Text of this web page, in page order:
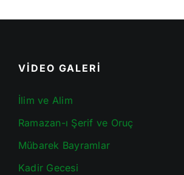
VİDEO GALERİ
İlim ve Alim
Ramazan-ı Şerif ve Oruç
Mübarek Bayramlar
Kadir Gecesi